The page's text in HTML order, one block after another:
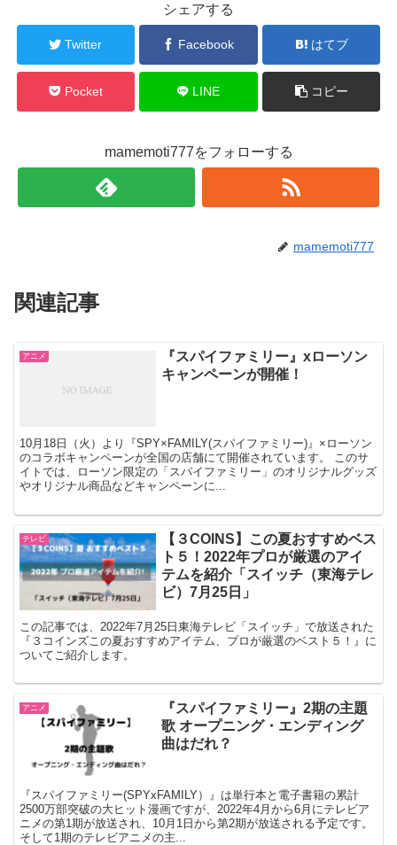
シェアする
Twitter Facebook はてブ
Pocket LINE コピー
mamemoti777をフォローする
mamemoti777
関連記事
アニメ
『スパイファミリー』xローソン
キャンペーンが開催！
10月18日（火）より『SPY×FAMILY(スパイファミリー)』×ローソン
のコラボキャンペーンが全国の店舗にて開催されています。 このサ
イトでは、ローソン限定の「スパイファミリー」のオリジナルグッズ
やオリジナル商品などキャンペーンに...
テレビ
【３COINS】この夏おすすめベス
ト５！2022年プロが厳選のアイ
テムを紹介「スイッチ（東海テレ
ビ）7月25日」
この記事では、2022年7月25日東海テレビ「スイッチ」で放送された
『３コインズこの夏おすすめアイテム、プロが厳選のベスト５！』に
ついてご紹介します。
アニメ
『スパイファミリー』2期の主題
歌 オープニング・エンディング
曲はだれ？
『スパイファミリー(SPYxFAMILY）』は単行本と電子書籍の累計
2500万部突破の大ヒット漫画ですが、2022年4月から6月にテレビア
ニメの第1期が放送され、10月1日から第2期が放送される予定です。
そして1期のテレビアニメの主...